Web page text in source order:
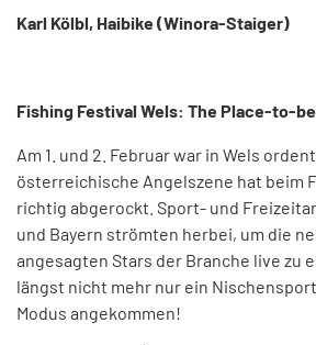
Karl Kölbl, Haibike (Winora-Staiger)
Fishing Festival Wels: The Place-to-
Am 1. und 2. Februar war in Wels
österreichische Angelszene hat beim
richtig abgerockt. Sport- und
und Bayern strömten herbei, um die
angesagten Stars der Branche live zu
längst nicht mehr nur ein
Modus angekommen!